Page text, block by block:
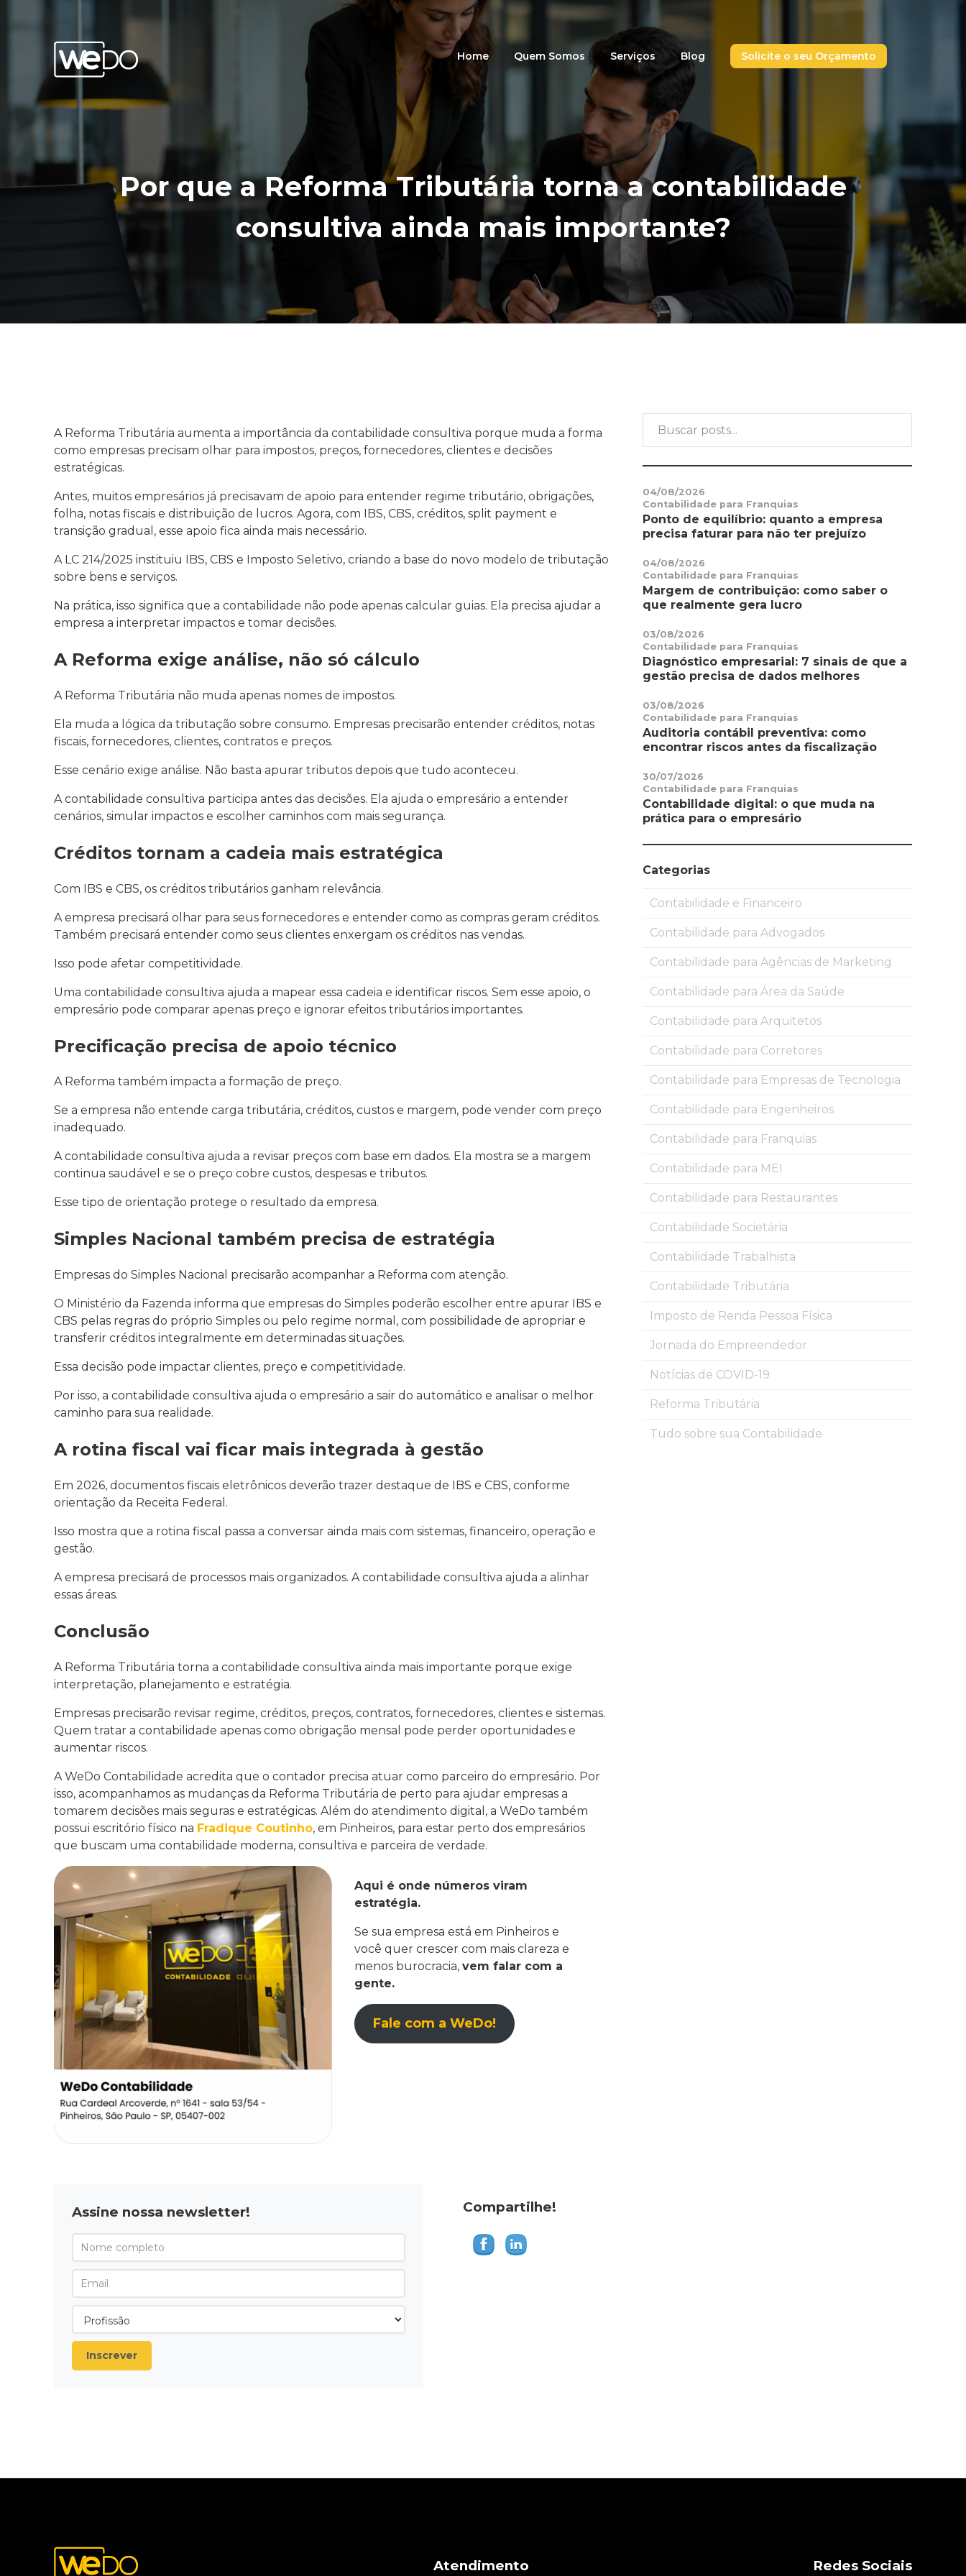
Home Quem Somos Serviços Blog Solicite o seu Orçamento
Por que a Reforma Tributária torna a contabilidade
consultiva ainda mais importante?
A Reforma Tributária aumenta a importância da contabilidade consultiva porque muda a forma
como empresas precisam olhar para impostos, preços, fornecedores, clientes e decisões
estratégicas.
Antes, muitos empresários já precisavam de apoio para entender regime tributário, obrigações,
folha, notas fiscais e distribuição de lucros. Agora, com IBS, CBS, créditos, split payment e
transição gradual, esse apoio fica ainda mais necessário.
A LC 214/2025 instituiu IBS, CBS e Imposto Seletivo, criando a base do novo modelo de tributação
sobre bens e serviços.
Na prática, isso significa que a contabilidade não pode apenas calcular guias. Ela precisa ajudar a
empresa a interpretar impactos e tomar decisões.
A Reforma exige análise, não só cálculo
A Reforma Tributária não muda apenas nomes de impostos.
Ela muda a lógica da tributação sobre consumo. Empresas precisarão entender créditos, notas
fiscais, fornecedores, clientes, contratos e preços.
Esse cenário exige análise. Não basta apurar tributos depois que tudo aconteceu.
A contabilidade consultiva participa antes das decisões. Ela ajuda o empresário a entender
cenários, simular impactos e escolher caminhos com mais segurança.
Créditos tornam a cadeia mais estratégica
Com IBS e CBS, os créditos tributários ganham relevância.
A empresa precisará olhar para seus fornecedores e entender como as compras geram créditos.
Também precisará entender como seus clientes enxergam os créditos nas vendas.
Isso pode afetar competitividade.
Uma contabilidade consultiva ajuda a mapear essa cadeia e identificar riscos. Sem esse apoio, o
empresário pode comparar apenas preço e ignorar efeitos tributários importantes.
Precificação precisa de apoio técnico
A Reforma também impacta a formação de preço.
Se a empresa não entende carga tributária, créditos, custos e margem, pode vender com preço
inadequado.
A contabilidade consultiva ajuda a revisar preços com base em dados. Ela mostra se a margem
continua saudável e se o preço cobre custos, despesas e tributos.
Esse tipo de orientação protege o resultado da empresa.
Simples Nacional também precisa de estratégia
Empresas do Simples Nacional precisarão acompanhar a Reforma com atenção.
O Ministério da Fazenda informa que empresas do Simples poderão escolher entre apurar IBS e
CBS pelas regras do próprio Simples ou pelo regime normal, com possibilidade de apropriar e
transferir créditos integralmente em determinadas situações.
Essa decisão pode impactar clientes, preço e competitividade.
Por isso, a contabilidade consultiva ajuda o empresário a sair do automático e analisar o melhor
caminho para sua realidade.
A rotina fiscal vai ficar mais integrada à gestão
Em 2026, documentos fiscais eletrônicos deverão trazer destaque de IBS e CBS, conforme
orientação da Receita Federal.
Isso mostra que a rotina fiscal passa a conversar ainda mais com sistemas, financeiro, operação e
gestão.
A empresa precisará de processos mais organizados. A contabilidade consultiva ajuda a alinhar
essas áreas.
Conclusão
A Reforma Tributária torna a contabilidade consultiva ainda mais importante porque exige
interpretação, planejamento e estratégia.
Empresas precisarão revisar regime, créditos, preços, contratos, fornecedores, clientes e sistemas.
Quem tratar a contabilidade apenas como obrigação mensal pode perder oportunidades e
aumentar riscos.
A WeDo Contabilidade acredita que o contador precisa atuar como parceiro do empresário. Por
isso, acompanhamos as mudanças da Reforma Tributária de perto para ajudar empresas a
tomarem decisões mais seguras e estratégicas. Além do atendimento digital, a WeDo também
possui escritório físico na Fradique Coutinho, em Pinheiros, para estar perto dos empresários
que buscam uma contabilidade moderna, consultiva e parceira de verdade.
Aqui é onde números viram
estratégia.
Se sua empresa está em Pinheiros e
você quer crescer com mais clareza e
menos burocracia, vem falar com a
gente.
Fale com a WeDo!
Assine nossa newsletter!
Inscrever
Compartilhe!
04/08/2026
Contabilidade para Franquias
Ponto de equilíbrio: quanto a empresa
precisa faturar para não ter prejuízo
04/08/2026
Contabilidade para Franquias
Margem de contribuição: como saber o
que realmente gera lucro
03/08/2026
Contabilidade para Franquias
Diagnóstico empresarial: 7 sinais de que a
gestão precisa de dados melhores
03/08/2026
Contabilidade para Franquias
Auditoria contábil preventiva: como
encontrar riscos antes da fiscalização
30/07/2026
Contabilidade para Franquias
Contabilidade digital: o que muda na
prática para o empresário
Categorias
Contabilidade e Financeiro
Contabilidade para Advogados
Contabilidade para Agências de Marketing
Contabilidade para Área da Saúde
Contabilidade para Arquitetos
Contabilidade para Corretores
Contabilidade para Empresas de Tecnologia
Contabilidade para Engenheiros
Contabilidade para Franquias
Contabilidade para MEI
Contabilidade para Restaurantes
Contabilidade Societária
Contabilidade Trabalhista
Contabilidade Tributária
Imposto de Renda Pessoa Física
Jornada do Empreendedor
Notícias de COVID-19
Reforma Tributária
Tudo sobre sua Contabilidade
Atendimento Redes Sociais